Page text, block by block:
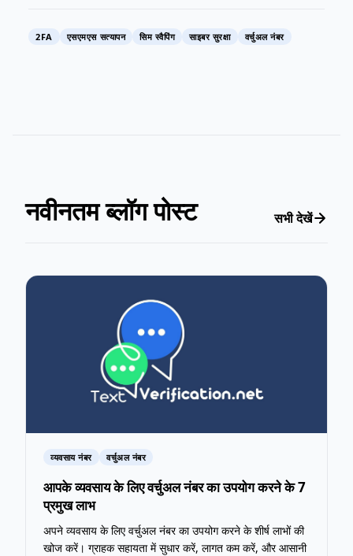
2FA एसएमएस सत्यापन सिम स्वैपिंग साइबर सुरक्षा वर्चुअल नंबर
नवीनतम ब्लॉग पोस्ट सभी देखें
व्यवसाय नंबर वर्चुअल नंबर
आपके व्यवसाय के लिए वर्चुअल नंबर का उपयोग करने के 7
प्रमुख लाभ
अपने व्यवसाय के लिए वर्चुअल नंबर का उपयोग करने के शीर्ष लाभों की
खोज करें। ग्राहक सहायता में सुधार करें, लागत कम करें, और आसानी